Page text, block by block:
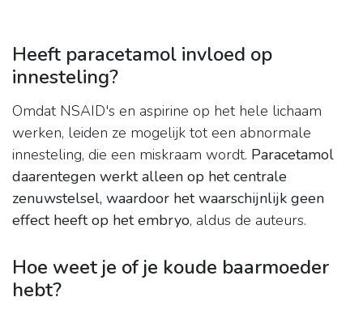
Heeft paracetamol invloed op
innesteling?
Omdat NSAID's en aspirine op het hele lichaam
werken, leiden ze mogelijk tot een abnormale
innesteling, die een miskraam wordt. Paracetamol
daarentegen werkt alleen op het centrale
zenuwstelsel, waardoor het waarschijnlijk geen
effect heeft op het embryo, aldus de auteurs.
Hoe weet je of je koude baarmoeder
hebt?